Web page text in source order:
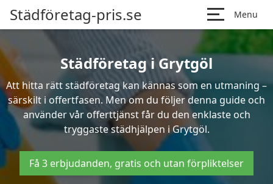
Städföretag-pris.se Menu
Städföretag i Grytgöl
Att hitta rätt städföretag kan kännas som en utmaning –
särskilt i offertfasen. Men om du följer denna guide och
använder vår offerttjänst får du den enklaste och
tryggaste städhjälpen i Grytgöl.
Få 3 erbjudanden, gratis och utan förpliktelser